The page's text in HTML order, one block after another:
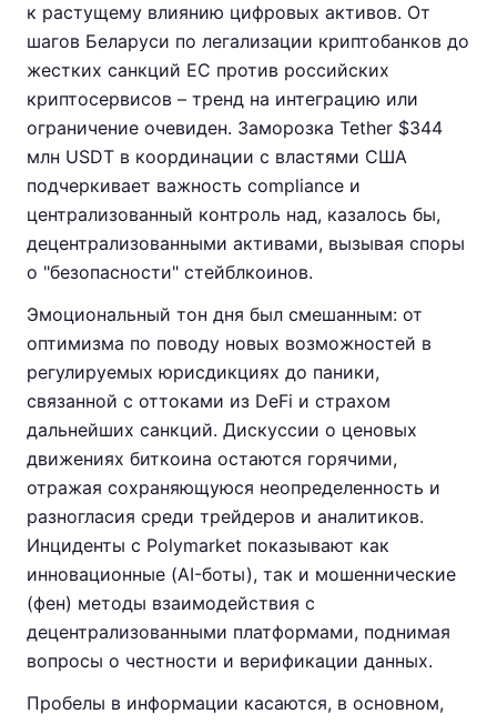
к растущему влиянию цифровых активов. От
шагов Беларуси по легализации криптобанков до
жестких санкций ЕС против российских
криптосервисов – тренд на интеграцию или
ограничение очевиден. Заморозка Tether $344
млн USDT в координации с властями США
подчеркивает важность compliance и
централизованный контроль над, казалось бы,
децентрализованными активами, вызывая споры
о "безопасности" стейблкоинов.
Эмоциональный тон дня был смешанным: от
оптимизма по поводу новых возможностей в
регулируемых юрисдикциях до паники,
связанной с оттоками из DeFi и страхом
дальнейших санкций. Дискуссии о ценовых
движениях биткоина остаются горячими,
отражая сохраняющуюся неопределенность и
разногласия среди трейдеров и аналитиков.
Инциденты с Polymarket показывают как
инновационные (AI-боты), так и мошеннические
(фен) методы взаимодействия с
децентрализованными платформами, поднимая
вопросы о честности и верификации данных.
Пробелы в информации касаются, в основном,